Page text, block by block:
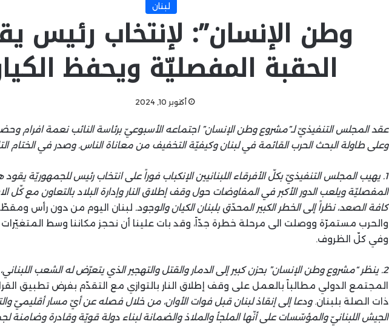
لبنان
وطن الإنسان”: لإنتخاب رئيس
الحقبة المفصليّة ويحفظ
أكتوبر 10, 2024
عقد المجلس التنفيذيّ لـ”مشروع وطن الإنسان” اجتماعه الأسبوعيّ برئاسة النائب نعمة افرام
وعلى طاولة البحث الحرب القائمة في لبنان وكيفيّة التخفيف من معاناة الناس. وصدر في الختام
1. يهيب المجلس التنفيذيّ بكلّ الأفرقاء اللبنانيين الإنكباب فوراً على انتخاب رئيس للجمهوريّة
المفصليّة ويلعب الدور الأكبر في المفاوضات حول وقف إطلاق النار وإدارة البلاد بالتعاون مع كّل
كافة الصعد، نظراً إلى الخطر الكبير المحدّق بلبنان الكيان والوجود. لبنان اليوم من دون رأس
والحرب مستمرّة ووصلت الى مرحلة خطرة جدّاً، وقد بات علينا أن نحجز مكاننا وسط
وفي كلّ الظروف.
2. ينظر “مشروع وطن الإنسان” بحزن كبير إلى الدمار والقتل والتهجير الذي يتعرّض له الشعب اللبناني،
المجتمع الدولي مطالباً بالعمل على وقف إطلاق النار بالتوازي مع التقدّم بفرض تطبيق
ذات الصلة بلبنان.ودعا إلى إنقاذ لبنان قبل فوات الأوان، من خلال فصله عن أيّ مسار أقليميّ
الجيش اللبنانيّ والمؤسّسات على أنّها الملجأ والملاذ والضمانة لبناء دولة قويّة وقادرة وضامنة